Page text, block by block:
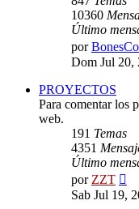
10360
Último
por
Dom Jul 20,
PROYECTOS
Para comentar los
web.
191 Temas
4351
Último
porZZT
Sab Jul 19,